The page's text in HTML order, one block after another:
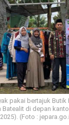
pakai bertajuk Butik
Batealit di depan
(Foto :